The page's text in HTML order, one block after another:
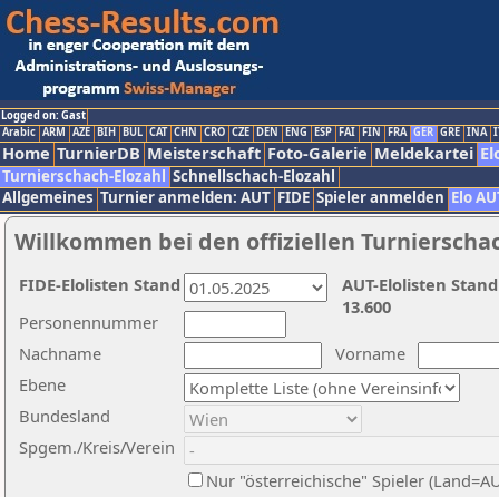
Logged on: Gast
Arabic ARM AZE BIH BUL CAT CHN CRO CZE DEN ENG ESP FAI FIN FRA GER GRE INA
Home TurnierDB Meisterschaft Foto-Galerie Meldekartei
Turnierschach-Elozahl Schnellschach-Elozahl
Allgemeines Turnier anmelden: AUT FIDE Spieler anmelden Elo
Willkommen bei den offiziellen
Nachname
Vorname
Ebene
Personennummer
Bundesland
Spgem./Kreis/Verein
Nur "österreichische" Spieler
AUT-Elolisten
13.600
FIDE-Elolisten Stand